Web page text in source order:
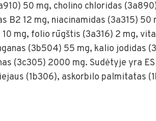
50 mg, cholino chloridas
B2 12 mg, niacinamidas (3a315) 50
mg, folio rūgštis (3a316) 2 mg,
(3b504) 55 mg, kalio jodidas
(3c305) 2000 mg. Sudėtyje yra
(1b306), askorbilo palmitatas